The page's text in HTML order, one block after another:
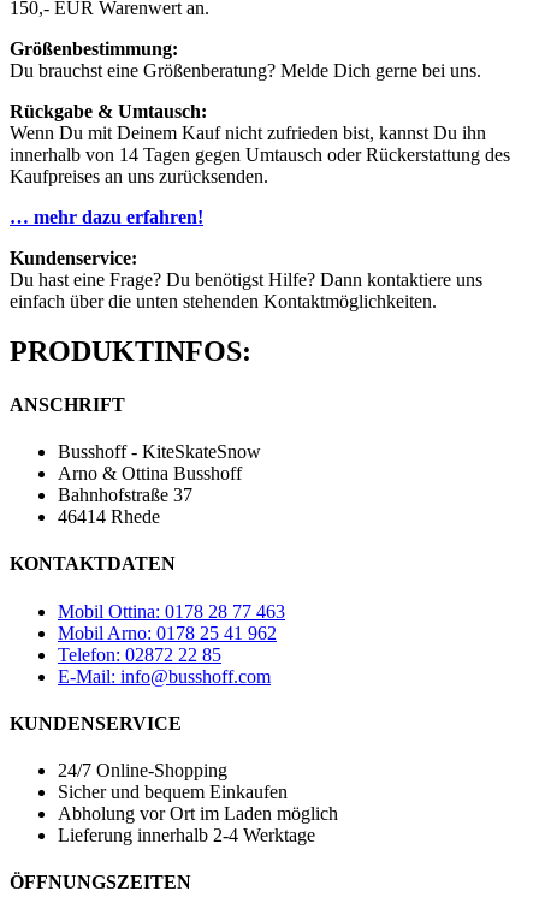
150,- EUR Warenwert an.
Größenbestimmung:
Du brauchst eine Größenberatung? Melde Dich gerne bei uns.
Rückgabe & Umtausch:
Wenn Du mit Deinem Kauf nicht zufrieden bist, kannst Du ihn
innerhalb von 14 Tagen gegen Umtausch oder Rückerstattung des
Kaufpreises an uns zurücksenden.
… mehr dazu erfahren!
Kundenservice:
Du hast eine Frage? Du benötigst Hilfe? Dann kontaktiere uns
einfach über die unten stehenden Kontaktmöglichkeiten.
PRODUKTINFOS:
ANSCHRIFT
Busshoff - KiteSkateSnow
Arno & Ottina Busshoff
Bahnhofstraße 37
46414 Rhede
KONTAKTDATEN
Mobil Ottina: 0178 28 77 463
Mobil Arno: 0178 25 41 962
Telefon: 02872 22 85
E-Mail: info@busshoff.com
KUNDENSERVICE
24/7 Online-Shopping
Sicher und bequem Einkaufen
Abholung vor Ort im Laden möglich
Lieferung innerhalb 2-4 Werktage
ÖFFNUNGSZEITEN